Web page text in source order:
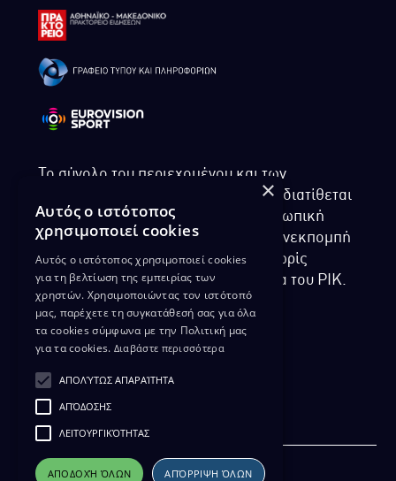
Το σύνολο του περιεχομένου και των
υπηρεσιών της ιστοσελίδας του ΡΙΚ διατίθεται
στους επισκέπτες αυστηρά για προσωπική
χρήση. Απαγορεύεται η χρήση ή επανεκπομπή
του, σε οποιοδήποτε μορφή, με ή χωρίς
επεξεργασία και χωρίς γραπτή άδεια του ΡΙΚ.
ΔΙΚΑΙΩΜΑ ΠΡΟΣΤΑΣΙΑΣ ΔΕΔΟΜΕΝΩΝ
ΔΙΑΘΕΣΗ ΑΡΧΕΙΑΚΟΥ ΥΛΙΚΟΥ
ΠΟΛΙΤΙΚΗ ΑΠΟΡΡΗΤΟΥ EUROVISION
×
Αυτός ο ιστότοπος
χρησιμοποιεί cookies
Αυτός ο ιστότοπος χρησιμοποιεί cookies
για τη βελτίωση της εμπειρίας των
χρηστών. Χρησιμοποιώντας τον ιστότοπό
μας, παρέχετε τη συγκατάθεσή σας για όλα
τα cookies σύμφωνα με την Πολιτική μας
για τα cookies. Διαβάστε περισσότερα
ΑΠΟΛΎΤΩΣ ΑΠΑΡΑΊΤΗΤΑ
ΑΠΌΔΟΣΗΣ
ΛΕΙΤΟΥΡΓΙΚΌΤΗΤΑΣ
ΑΠΟΔΟΧΉ ΌΛΩΝ ΑΠΌΡΡΙΨΗ ΌΛΩΝ